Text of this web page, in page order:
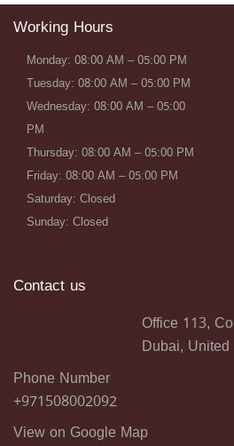
Working Hours
Monday: 08:00 AM – 05:00 PM
Tuesday: 08:00 AM – 05:00 PM
Wednesday: 08:00 AM – 05:00
PM
Thursday: 08:00 AM – 05:00 PM
Friday: 08:00 AM – 05:00 PM
Saturday: Closed
Sunday: Closed
Contact us
Office 113,
Dubai,
Phone Number
+971508002092
View on Google Map